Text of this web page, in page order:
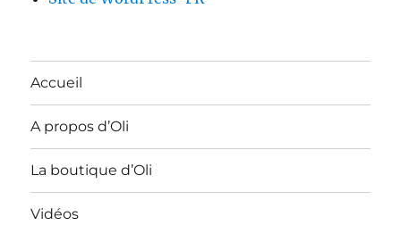
Accueil
A propos d’Oli
La boutique d’Oli
Vidéos